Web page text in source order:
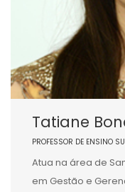
Tatiane
PROFESSOR DE ENSINO
Atua na área de
em Gestão e